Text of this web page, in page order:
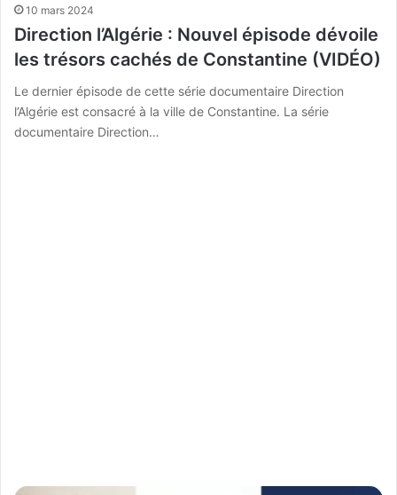
10 mars 2024
Direction l’Algérie : Nouvel épisode dévoile
les trésors cachés de Constantine (VIDÉO)
Le dernier épisode de cette série documentaire Direction
l’Algérie est consacré à la ville de Constantine. La série
documentaire Direction…